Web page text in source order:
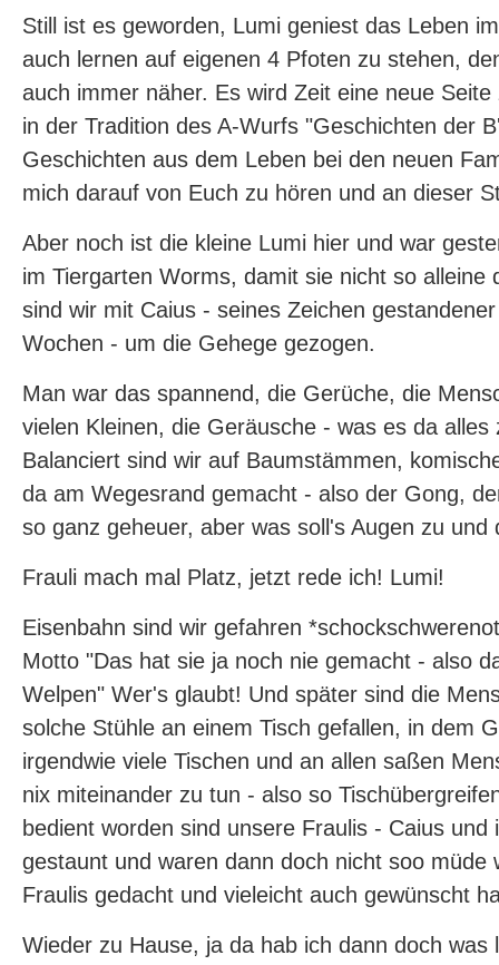
Still ist es geworden, Lumi geniest das Leben
auch lernen auf eigenen 4 Pfoten zu stehen,
auch immer näher. Es wird Zeit eine neue
in der Tradition des A-Wurfs "Geschichten der
Geschichten aus dem Leben bei den neuen
mich darauf von Euch zu hören und an dieser
Aber noch ist die kleine Lumi hier und war
im Tiergarten Worms, damit sie nicht so alleine
sind wir mit Caius - seines Zeichen
Wochen - um die Gehege gezogen.
Man war das spannend, die Gerüche, die
vielen Kleinen, die Geräusche - was es da alles
Balanciert sind wir auf Baumstämmen,
da am Wegesrand gemacht - also der Gong,
so ganz geheuer, aber was soll's Augen zu und
Frauli mach mal Platz, jetzt rede ich! Lumi!
Eisenbahn sind wir gefahren
Motto "Das hat sie ja noch nie gemacht - also
Welpen" Wer's glaubt! Und später sind die
solche Stühle an einem Tisch gefallen, in dem
irgendwie viele Tischen und an allen saßen
nix miteinander zu tun - also so
bedient worden sind unsere Fraulis - Caius und
gestaunt und waren dann doch nicht soo müde
Fraulis gedacht und vieleicht auch gewünscht
Wieder zu Hause, ja da hab ich dann doch was